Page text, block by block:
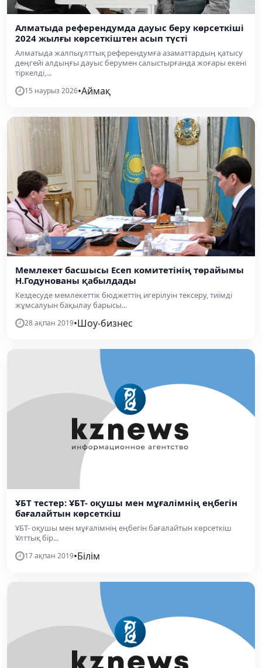
Алматыда референдумда дауыс беру көрсеткіші
2024 жылғы көрсеткіштен асып түсті
Алматыда жалпыұлттық референдумға азаматтардың қатысу
деңгейі алдыңғы дауыс берумен салыстырғанда жоғары екені
тіркелді,...
15 наурыз 2026•Аймақ
Мемлекет басшысы Есеп комитетінің төрайымы
Н.Годунованы қабылдады
Кездесуде мемлекеттік бюджеттің игерілуін тексеру, тиімді
жұмсалуын бақылау барысы...
28 ақпан 2019•Шоу-бизнес
ҰБТ тестер: ҰБТ- оқушы мен мұғалімнің еңбегін
бағалайтын көрсеткіш
ҰБТ- оқушы мен мұғалімнің еңбегін бағалайтын көрсеткіш
Ұлттық бір...
17 ақпан 2019•Білім